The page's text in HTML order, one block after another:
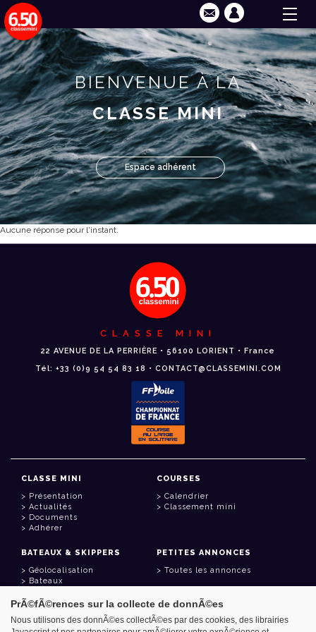
BIENVENUE À LA
CLASSE MINI
Espace adhérent
Aucune réponse pour l'instant.
CLASSE MINI
22 AVENUE DE LA PERRIÈRE • 56100 LORIENT • France
Tél: +33 (0)9 54 54 83 18 • CONTACT@CLASSEMINI.COM
CLASSE MINI
Présentation
Actualités
Documents
Adhérer
COURSES
Calendrier
Classement mini
BATEAUX & SKIPPERS
Géolocalisation
Bateaux
PETITES ANNONCES
Toutes les annonces
LIENS UTILES
PrÃ©fÃ©rences sur la collecte de donnÃ©es
Nous utilisons des donnÃ©es collectÃ©es par des cookies, des librairies